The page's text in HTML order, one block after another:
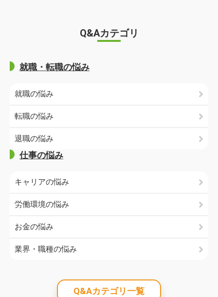
Q&Aカテゴリ
就職・転職の悩み
就職の悩み
転職の悩み
退職の悩み
仕事の悩み
キャリアの悩み
労働環境の悩み
お金の悩み
業界・職種の悩み
Q&Aカテゴリ一覧